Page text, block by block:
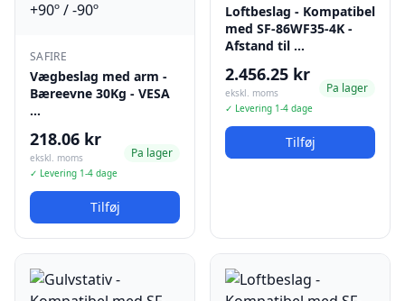
SAFIRE
Vægbeslag med arm -
Bæreevne 30Kg - VESA
…
218.06 kr
ekskl. moms
✓ Levering 1-4 dage
Pa lager
Tilføj
Loftbeslag - Kompatibel
med SF-86WF35-4K -
Afstand til …
2.456.25 kr
ekskl. moms
✓ Levering 1-4 dage
Pa lager
Tilføj